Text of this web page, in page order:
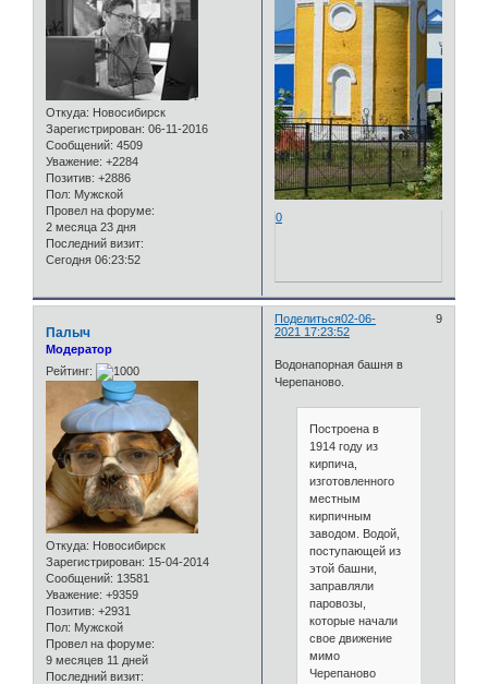
Откуда: Новосибирск
Зарегистрирован: 06-11-2016
Сообщений: 4509
Уважение: +2284
Позитив: +2886
Пол: Мужской
Провел на форуме:
2 месяца 23 дня
Последний визит:
Сегодня 06:23:52
0
Поделиться 9
02-06-
2021 17:23:52
Палыч
Модератор
Рейтинг:
Откуда: Новосибирск
Зарегистрирован: 15-04-2014
Сообщений: 13581
Уважение: +9359
Позитив: +2931
Пол: Мужской
Провел на форуме:
9 месяцев 11 дней
Последний визит:
Водонапорная башня в
Черепаново.
Построена в
1914 году из
кирпича,
изготовленного
местным
кирпичным
заводом. Водой,
поступающей из
этой башни,
заправляли
паровозы,
которые начали
свое движение
мимо
Черепаново